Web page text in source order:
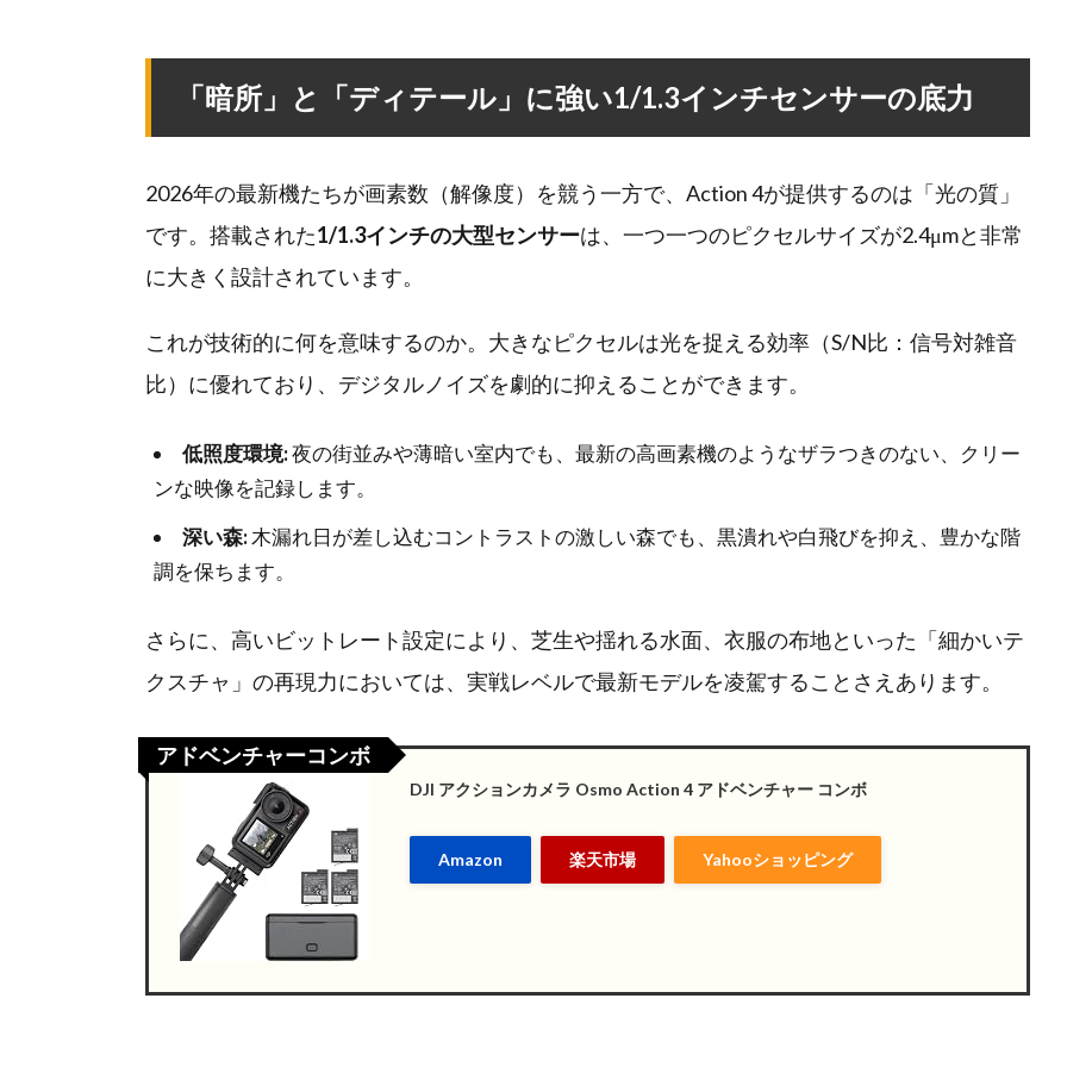
「暗所」と「ディテール」に強い1/1.3インチセンサーの底力
2026年の最新機たちが画素数（解像度）を競う一方で、Action 4が提供するのは「光の質」
です。搭載された1/1.3インチの大型センサーは、一つ一つのピクセルサイズが2.4μmと非常
に大きく設計されています。
これが技術的に何を意味するのか。大きなピクセルは光を捉える効率（S/N比：信号対雑音
比）に優れており、デジタルノイズを劇的に抑えることができます。
低照度環境:夜の街並みや薄暗い室内でも、最新の高画素機のようなザラつきのない、クリー
ンな映像を記録します。
深い森:木漏れ日が差し込むコントラストの激しい森でも、黒潰れや白飛びを抑え、豊かな階
調を保ちます。
さらに、高いビットレート設定により、芝生や揺れる水面、衣服の布地といった「細かいテ
クスチャ」の再現力においては、実戦レベルで最新モデルを凌駕することさえあります。
DJI アクションカメラ Osmo Action 4 アドベンチャー コンボ
Amazon 楽天市場 Yahooショッピング
アドベンチャーコンボ